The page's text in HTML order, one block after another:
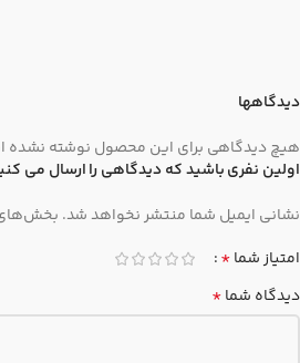
دیدگاهها
هیچ دیدگاهی برای این محصول نوشته نشده
اولین نفری باشید که دیدگاهی را ارسال می کنید برای
نشانی ایمیل شما منتشر نخواهد شد. بخش‌های
امتیاز شما*
دیدگاه شما*